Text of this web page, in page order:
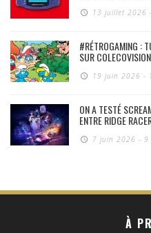
13 juillet 2026
#RÉTROGAMING :
SUR
19 juin 2026 -
ON A TESTÉ
ENTRE RIDGE
7 juin 2026 - 9
À